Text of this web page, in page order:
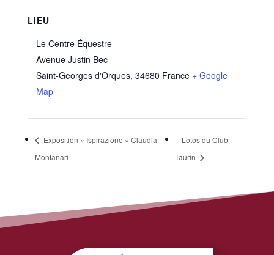
LIEU
Le Centre Équestre
Avenue Justin Bec
Saint-Georges d'Orques, 34680 France + Google
Map
Exposition « Ispirazione » Claudia
Montanari
Lotos du Club
Taurin